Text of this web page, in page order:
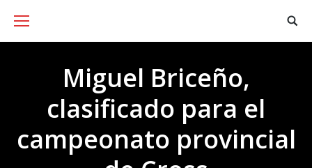
Miguel Briceño,
clasificado para el
campeonato provincial